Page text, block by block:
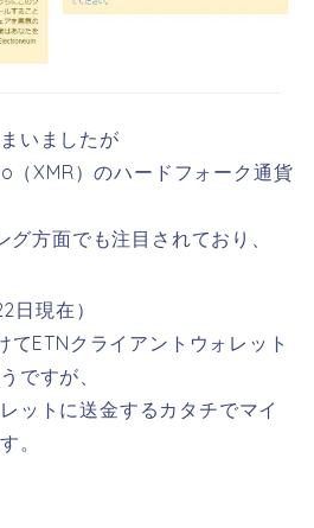
いましたが
XMR）のハードフォーク通貨
方面でも注目されており、
日現在）
てETNクライアントウォレット
ですが、
ットに送金するカタチでマイ
。